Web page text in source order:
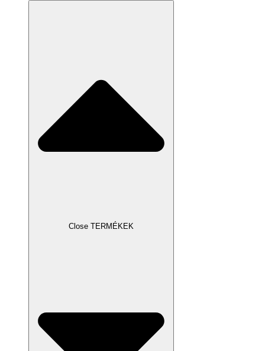
Close TERMÉKEK